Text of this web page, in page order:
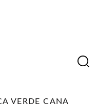
VERDE CANA